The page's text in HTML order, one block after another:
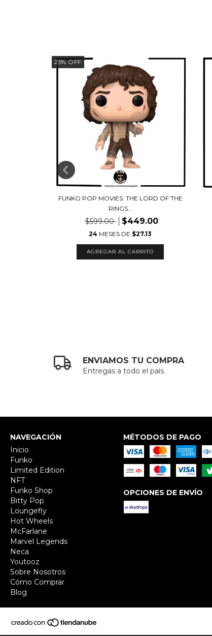
25%OFF
FUNKO POP MOVIES: THE LORD OF THE
RINGS...
$599.00 $449.00
24 MESES DE $27.13
ENVIAMOS TU COMPRA
Entregas a todo el país
NAVEGACIÓN
Inicio
Funko
Limited Edition
NFT
Funko Shop
Bitty Pop
Loungefly
Hot Wheels
McFarlane
Marvel Legends
Neca
Youtooz
Sobre Nosotros
Cómo Comprar
Blog
MÉTODOS DE PAGO
OPCIONES DE ENVÍO